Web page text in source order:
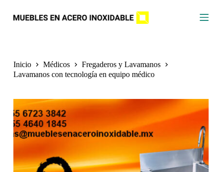
n
n
Inicio Médicos
Fregaderos y Lavamanos
Lavamanos con tecnología en equipo médico